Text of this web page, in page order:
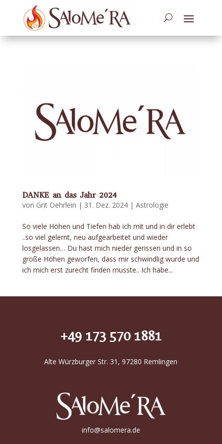
DANKE an das Jahr 2024
von Grit Oehrlein | 31. Dez. 2024| Astrologie
So viele Höhen und Tiefen hab ich mit und in dir erlebt
..so viel gelernt, neu aufgearbeitet und wieder
losgelassen… Du hast mich nieder gerissen und in so
große Höhen geworfen, dass mir schwindlig wurde und
ich mich erst zurecht finden musste.. Ich habe...
+49 173 570 1881
Alte Würzburger Str. 31, 97280 Remlingen
info@salomera.de